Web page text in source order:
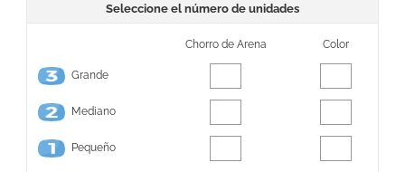
Seleccione el número de unidades
Chorro de Arena Color
Grande
Mediano
Pequeño